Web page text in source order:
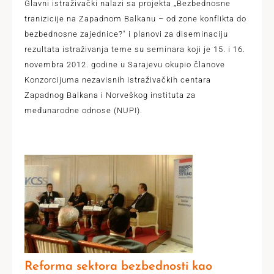
Glavni istraživački nalazi sa projekta „Bezbednosne
tranizicije na Zapadnom Balkanu – od zone konflikta do
bezbednosne zajednice?" i planovi za diseminaciju
rezultata istraživanja teme su seminara koji je 15. i 16.
novembra 2012. godine u Sarajevu okupio članove
Konzorcijuma nezavisnih istraživačkih centara
Zapadnog Balkana i Norveškog instituta za
međunarodne odnose (NUPI).
Reforma sektora bezbednosti kao